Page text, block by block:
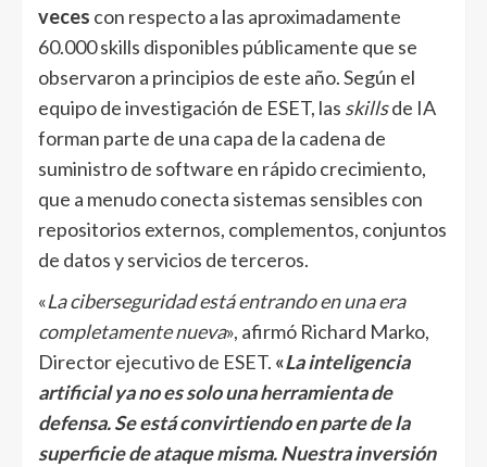
veces con respecto a las aproximadamente
60.000 skills disponibles públicamente que se
observaron a principios de este año. Según el
equipo de investigación de ESET, las skillsde IA
forman parte de una capa de la cadena de
suministro de software en rápido crecimiento,
que a menudo conecta sistemas sensibles con
repositorios externos, complementos, conjuntos
de datos y servicios de terceros.
«La ciberseguridad está entrando en una era
completamente nueva», afirmó Richard Marko,
Director ejecutivo de ESET. «La inteligencia
artificial ya no es solo una herramienta de
defensa. Se está convirtiendo en parte de la
superficie de ataque misma. Nuestra inversión